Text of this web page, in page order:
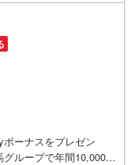
ボーナスをプレゼン
ループで年間10,000人